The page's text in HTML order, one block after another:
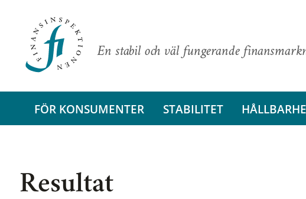
En stabil och väl fungerande
FÖR KONSUMENTER STABILITET
Resultat